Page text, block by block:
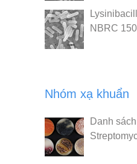
NBRC
Nhóm xạ khuẩn
Danh